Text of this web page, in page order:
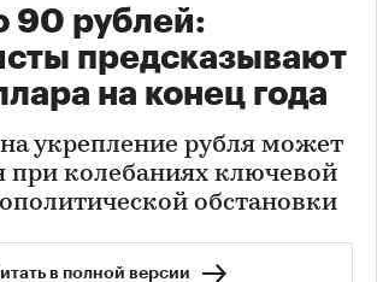
90 рублей:
предсказывают
на конец года
укрепление рубля может
при колебаниях ключевой
обстановки
в полной версии